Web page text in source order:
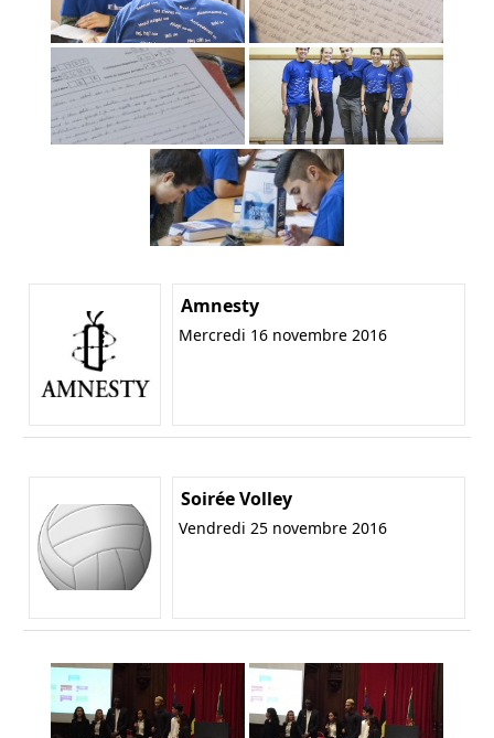
Amnesty
Mercredi 16 novembre 2016
Soirée Volley
Vendredi 25 novembre 2016